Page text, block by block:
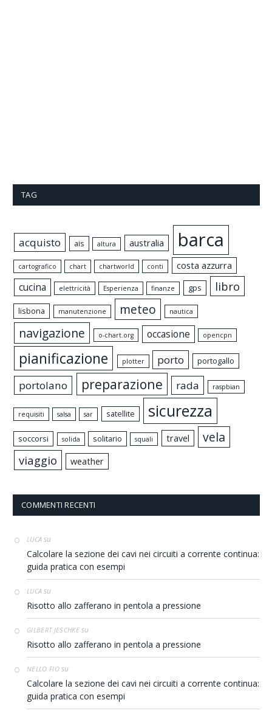
TAG
acquisto ais altura australia barca
cartografico chart chartworld conti costa azzurra
cucina elettricità Esperienza finanze gps libro
lisbona manutenzione meteo nautica
navigazione o-chart.org occasione opencpn
pianificazione plotter porto portogallo
portolano preparazione rada raspbian
requisiti salsa sar satellite sicurezza
soccorsi solida solitario squali travel vela
viaggio weather
COMMENTI RECENTI
LUCA su
Calcolare la sezione dei cavi nei circuiti a corrente continua:
guida pratica con esempi
LUCA su
Risotto allo zafferano in pentola a pressione
GILBERT JESCHKEsu
Risotto allo zafferano in pentola a pressione
NELLO FIOsu
Calcolare la sezione dei cavi nei circuiti a corrente continua:
guida pratica con esempi